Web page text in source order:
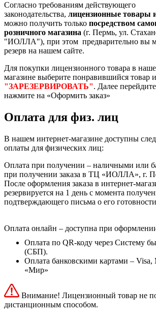
Согласно требованиям действующего
законодательства, лицензионные товары
можно получить только посредством
розничного магазина (г. Пермь, ул.
"ИОЛЛА"), при этом предварительно вы
резерв на нашем сайте.
Для покупки лицензионного товара в
магазине выберите понравившийся товар
"ЗАРЕЗЕРВИРОВАТЬ". Далее
нажмите на «Оформить заказ»
Оплата для физ. лиц
В нашем интернет-магазине доступны
оплаты для физических лиц:
Оплата при получении – наличными или
при получении заказа в ТЦ «ИОЛЛА», г.
После оформления заказа в интернет-
резервируется на 1 день с момента
подтверждающего письма о его
Оплата онлайн – доступна при оформлении
Оплата по QR-коду через Систему
(СБП).
Оплата банковскими картами – Visa,
«Мир»
Внимание! Лицензионный товар не
дистанционным способом.